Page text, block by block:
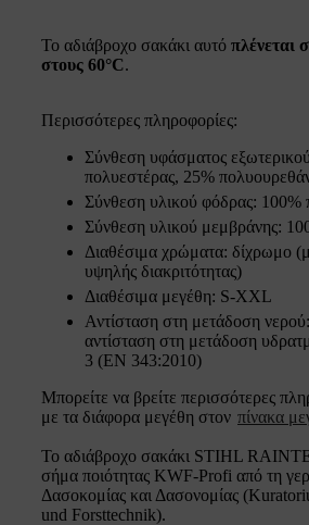
Το αδιάβροχο σακάκι αυτό πλένεται
στους 60°C.
Περισσότερες πληροφορίες:
Σύνθεση υφάσματος
πολυεστέρας, 25%
Σύνθεση υλικού φόδρας: 100%
Σύνθεση υλικού μεμβράνης:
Διαθέσιμα χρώματα: δίχρωμο
υψηλής διακριτότητας)
Διαθέσιμα μεγέθη: S-XXL
Αντίσταση στη μετάδοση
αντίσταση στη μετάδοση
3 (EN 343:2010)
Μπορείτε να βρείτε περισσότερες
με τα διάφορα μεγέθη στον πίνακα
Το αδιάβροχο σακάκι STIHL
σήμα ποιότητας KWF-Profi από τη
Δασοκομίας και Δασονομίας
und Forsttechnik).